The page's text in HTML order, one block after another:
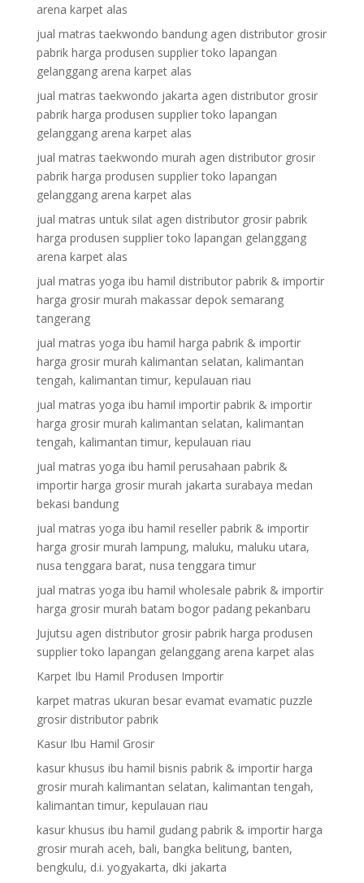
arena karpet alas
jual matras taekwondo bandung agen distributor grosir
pabrik harga produsen supplier toko lapangan
gelanggang arena karpet alas
jual matras taekwondo jakarta agen distributor grosir
pabrik harga produsen supplier toko lapangan
gelanggang arena karpet alas
jual matras taekwondo murah agen distributor grosir
pabrik harga produsen supplier toko lapangan
gelanggang arena karpet alas
jual matras untuk silat agen distributor grosir pabrik
harga produsen supplier toko lapangan gelanggang
arena karpet alas
jual matras yoga ibu hamil distributor pabrik & importir
harga grosir murah makassar depok semarang
tangerang
jual matras yoga ibu hamil harga pabrik & importir
harga grosir murah kalimantan selatan, kalimantan
tengah, kalimantan timur, kepulauan riau
jual matras yoga ibu hamil importir pabrik & importir
harga grosir murah kalimantan selatan, kalimantan
tengah, kalimantan timur, kepulauan riau
jual matras yoga ibu hamil perusahaan pabrik &
importir harga grosir murah jakarta surabaya medan
bekasi bandung
jual matras yoga ibu hamil reseller pabrik & importir
harga grosir murah lampung, maluku, maluku utara,
nusa tenggara barat, nusa tenggara timur
jual matras yoga ibu hamil wholesale pabrik & importir
harga grosir murah batam bogor padang pekanbaru
Jujutsu agen distributor grosir pabrik harga produsen
supplier toko lapangan gelanggang arena karpet alas
Karpet Ibu Hamil Produsen Importir
karpet matras ukuran besar evamat evamatic puzzle
grosir distributor pabrik
Kasur Ibu Hamil Grosir
kasur khusus ibu hamil bisnis pabrik & importir harga
grosir murah kalimantan selatan, kalimantan tengah,
kalimantan timur, kepulauan riau
kasur khusus ibu hamil gudang pabrik & importir harga
grosir murah aceh, bali, bangka belitung, banten,
bengkulu, d.i. yogyakarta, dki jakarta